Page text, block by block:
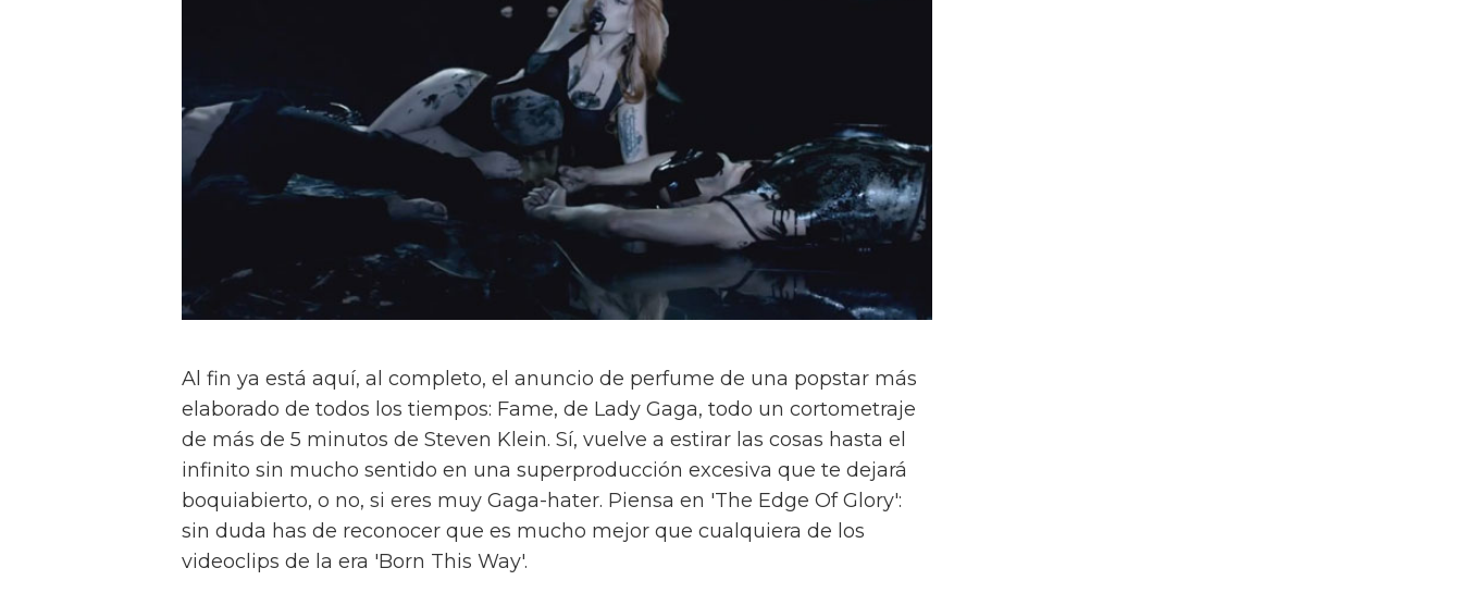
Al fin ya está aquí, al completo, el anuncio de perfume de una popstar más
elaborado de todos los tiempos: Fame, de Lady Gaga, todo un cortometraje
de más de 5 minutos de Steven Klein. Sí, vuelve a estirar las cosas hasta el
infinito sin mucho sentido en una superproducción excesiva que te dejará
boquiabierto, o no, si eres muy Gaga-hater. Piensa en 'The Edge Of Glory':
sin duda has de reconocer que es mucho mejor que cualquiera de los
videoclips de la era 'Born This Way'.